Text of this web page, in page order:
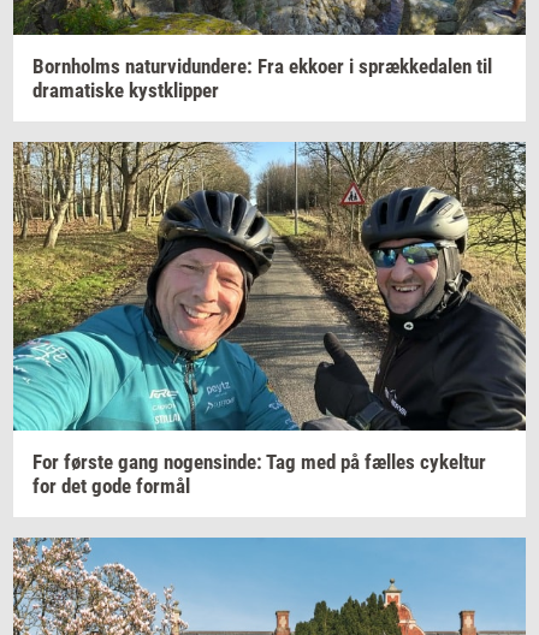
Born­holms na­tur­vi­dun­de­re: Fra ek­ko­er i spræk­ke­da­len til
dra­ma­ti­ske kyst­klip­per
For før­ste gang no­gen­sin­de: Tag med på fæl­les cy­kel­tur
for det gode for­mål